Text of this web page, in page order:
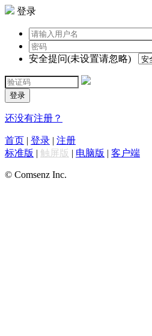
登录
安全提问(未设置请忽略)
登录
还没有注册？
首页 | 登录 | 注册
标准版 | 触屏版 | 电脑版 | 客户端
© Comsenz Inc.